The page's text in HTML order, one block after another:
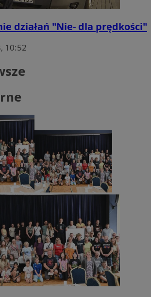
działań "Nie- dla prędkości"
10:52